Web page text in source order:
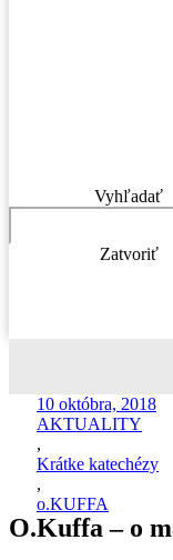
Vyhľadať
Zatvoriť
10 októbra, 2018
AKTUALITY
,
Krátke katechézy
,
o.KUFFA
O.Kuffa – o